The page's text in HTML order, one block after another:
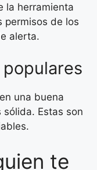
la herramienta
permisos de los
alerta.
una buena
Estas son
te